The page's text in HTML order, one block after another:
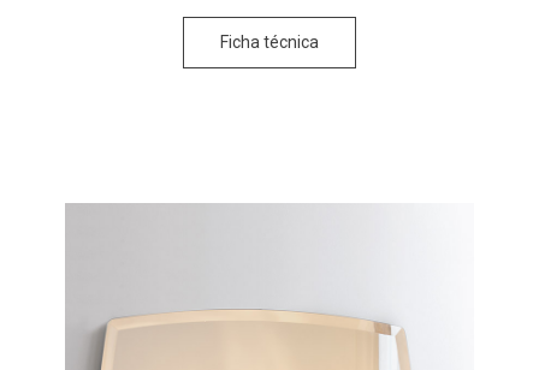
Ficha técnica